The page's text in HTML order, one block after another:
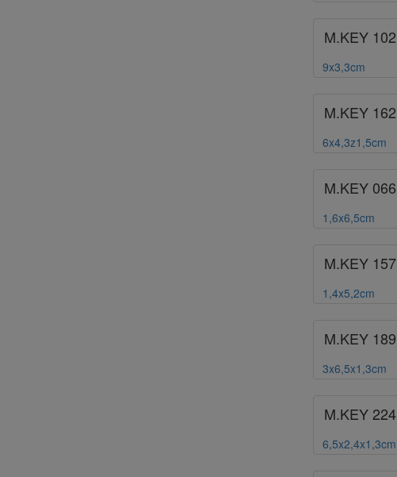
M.KEY 102
9x3,3cm
M.KEY 162
6x4,3z1,5cm
M.KEY 066
1,6x6,5cm
M.KEY 157
1,4x5,2cm
M.KEY 189
3x6,5x1,3cm
M.KEY 224
6,5x2,4x1,3cm